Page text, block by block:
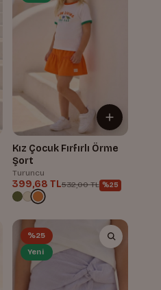
Kız Çocuk Fırfırlı Örme
Şort
Turuncu
399,68 TL532,00 TL %25
%25
Yeni